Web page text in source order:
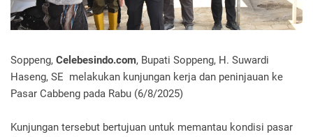
Soppeng, Celebesindo.com, Bupati Soppeng, H. Suwardi
Haseng, SE melakukan kunjungan kerja dan peninjauan ke
Pasar Cabbeng pada Rabu (6/8/2025)
Kunjungan tersebut bertujuan untuk memantau kondisi pasar